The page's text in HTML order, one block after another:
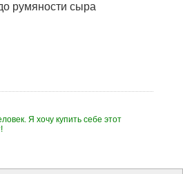
румяности сыра
Я хочу купить себе этот